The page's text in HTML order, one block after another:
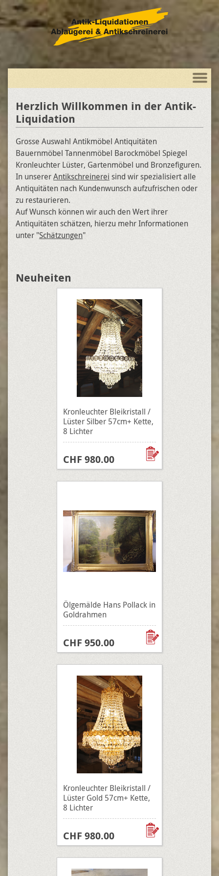
Herzlich Willkommen in der Antik-
Liquidation
Grosse Auswahl Antikmöbel Antiquitäten
Bauernmöbel Tannenmöbel Barockmöbel Spiegel
Kronleuchter Lüster, Gartenmöbel und Bronzefiguren.
In unsererAntikschreinerei sind wir spezialisiert alle
Antiquitäten nach Kundenwunsch aufzufrischen oder
zu restaurieren.
Auf Wunsch können wir auch den Wert ihrer
Antiquitäten schätzen, hierzu mehr Informationen
unter "Schätzungen"
Neuheiten
Kronleuchter Bleikristall /
Lüster Silber 57cm+ Kette,
8 Lichter
CHF 980.00
Ölgemälde Hans Pollack in
Goldrahmen
CHF 950.00
Kronleuchter Bleikristall /
Lüster Gold 57cm+ Kette,
8 Lichter
CHF 980.00